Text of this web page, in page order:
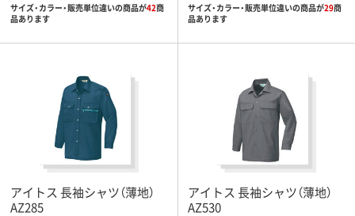
サイズ・カラー・販売単位違いの商品が42商
品あります
サイズ・カラー・販売単位違いの商品が29商
品あります
アイトス 長袖シャツ（薄地）
AZ285
アイトス 長袖シャツ（薄地）
AZ530